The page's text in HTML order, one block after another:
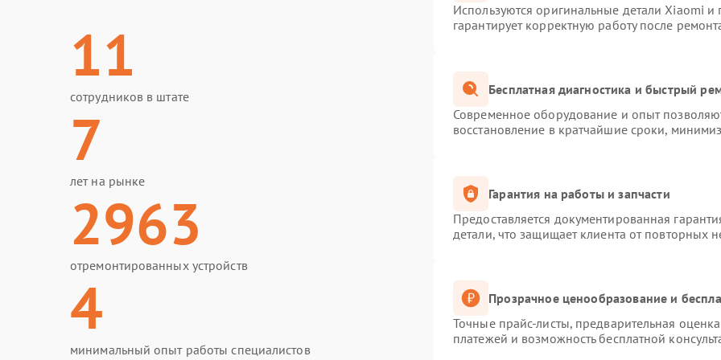
11
сотрудников в штате
7
лет на рынке
2963
отремонтированных устройств
4
минимальный опыт работы специалистов
Используются оригинальные детали Xiaomi
гарантирует корректную работу после
Бесплатная диагностика и быстрый
Современное оборудование и опыт
восстановление в кратчайшие сроки,
Гарантия на работы и запчасти
Предоставляется документированная
детали, что защищает клиента от повторных
Прозрачное ценообразование и
Точные прайс-листы, предварительная
платежей и возможность бесплатной